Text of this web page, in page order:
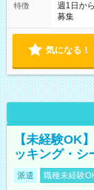
特徴
週1日か
募集
気になる！
【未経験OK
ッキング・シ
派遣 職種未経験